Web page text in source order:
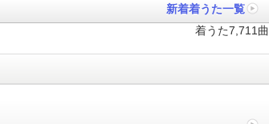
新着着うた一覧
着うた7,711曲